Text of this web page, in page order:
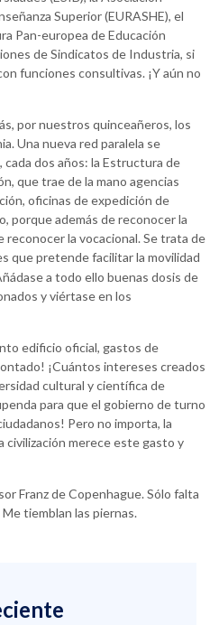
Superior (EURASHE), el
Pan-europea de Educación
de Sindicatos de Industria, si
funciones consultivas. ¡Y aún no
por nuestros quinceañeros, los
Una nueva red paralela se
dos años: la Estructura de
que trae de la mano agencias
oficinas de expedición de
porque además de reconocer la
reconocer la vocacional. Se trata de
que pretende facilitar la movilidad
a todo ello buenas dosis de
y viértase en los
edificio oficial, gastos de
¡Cuántos intereses creados
cultural y científica de
para que el gobierno de turno
Pero no importa, la
civilización merece este gasto y
Franz de Copenhague. Sólo falta
tiemblan las piernas.